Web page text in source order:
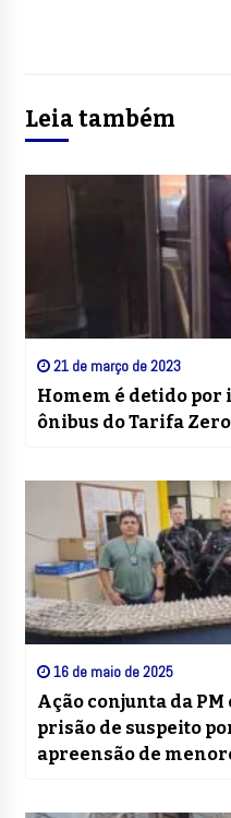
Leia também
21 de março de 2023
Homem é detido por
ônibus do Tarifa Zero
16 de maio de 2025
Ação conjunta da
prisão de suspeito
apreensão de